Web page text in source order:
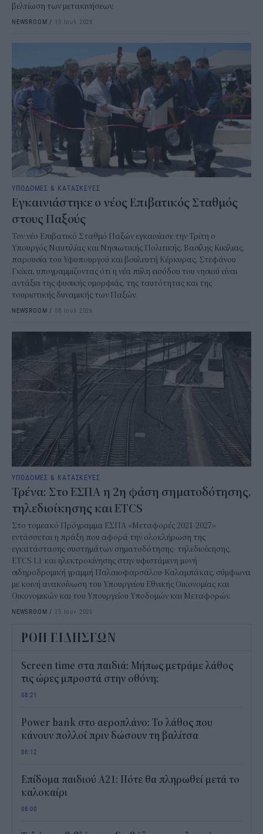
βελτίωση των μετακινήσεων.
NEWSROOM / 13 Ιουλ 2026
ΥΠΟΔΟΜΕΣ & ΚΑΤΑΣΚΕΥΕΣ
Εγκαινιάστηκε ο νέος Επιβατικός Σταθμός
στους Παξούς
Τον νέο Επιβατικό Σταθμό Παξών εγκαινίασε την Τρίτη ο
Υπουργός Ναυτιλίας και Νησιωτικής Πολιτικής, Βασίλης Κικίλιας,
παρουσία του Υφυπουργού και βουλευτή Κέρκυρας, Στεφάνου
Γκίκα, υπογραμμίζοντας ότι η νέα πύλη εισόδου του νησιού είναι
αντάξια της φυσικής ομορφιάς, της ταυτότητας και της
τουριστικής δυναμικής των Παξών.
NEWSROOM / 08 Ιουλ 2026
ΥΠΟΔΟΜΕΣ & ΚΑΤΑΣΚΕΥΕΣ
Τρένα: Στο ΕΣΠΑ η 2η φάση σηματοδότησης,
τηλεδιοίκησης και ETCS
Στο τομεακό Πρόγραμμα ΕΣΠΑ «Μεταφορές 2021-2027»
εντάσσεται η πράξη που αφορά την ολοκλήρωση της
εγκατάστασης συστημάτων σηματοδότησης- τηλεδιοίκησης,
ETCS L1 και ηλεκτροκίνησης στην υφιστάμενη μονή
σιδηροδρομική γραμμή Παλαιοφαρσάλου-Καλαμπάκας, σύμφωνα
με κοινή ανακοίνωση του Υπουργείου Εθνικής Οικονομίας και
Οικονομικών και του Υπουργείου Υποδομών και Μεταφορών.
NEWSROOM / 25 Ιουν 2026
ΡΟΗ ΕΙΔΗΣΕΩΝ
Screen time στα παιδιά: Μήπως μετράμε λάθος
τις ώρες μπροστά στην οθόνη;
08:21
Power bank στο αεροπλάνο: Το λάθος που
κάνουν πολλοί πριν δώσουν τη βαλίτσα
08:12
Επίδομα παιδιού Α21: Πότε θα πληρωθεί μετά το
καλοκαίρι
08:00